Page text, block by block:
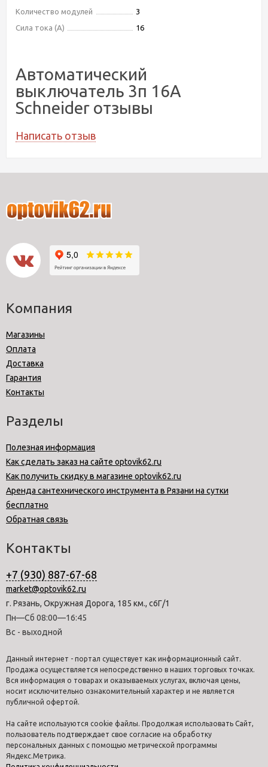
Количество модулей
3
Сила тока (А)
16
Автоматический
выключатель 3п 16А
Schneider отзывы
Написать отзыв
Компания
Магазины
Оплата
Доставка
Гарантия
Контакты
Разделы
Полезная информация
Как сделать заказ на сайте optovik62.ru
Как получить скидку в магазине optovik62.ru
Аренда сантехнического инструмента в Рязани на сутки
бесплатно
Обратная связь
Контакты
+7 (930) 887-67-68
market@optovik62.ru
г. Рязань, Окружная Дорога, 185 км., с6Г/1
Пн—Сб 08:00—16:45
Вс - выходной
Данный интернет - портал существует как информационный сайт.
Продажа осуществляется непосредственно в наших торговых точках.
Вся информация о товарах и оказываемых услугах, включая цены,
носит исключительно ознакомительный характер и не является
публичной офертой.
На сайте используются cookie файлы. Продолжая использовать Сайт,
пользователь подтверждает свое согласие на обработку
персональных данных с помощью метрической программы
Яндекс.Метрика.